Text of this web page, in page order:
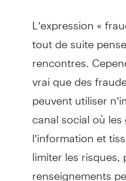
L’expression «
tout de suite
rencontres.
vrai que des
peuvent utiliser
canal social où
l’information et
limiter les
renseignements